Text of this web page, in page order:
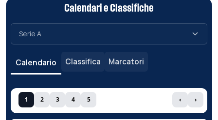
Calendari e Classifiche
Calendario Classifica Marcatori
1 2 3 4 5 ‹ ›